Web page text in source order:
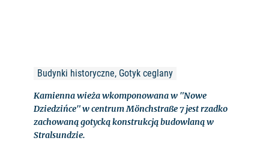
Budynki historyczne, Gotyk ceglany
Kamienna wieża wkomponowana w "Nowe
Dziedzińce" w centrum Mönchstraße 7 jest rzadko
zachowaną gotycką konstrukcją budowlaną w
Stralsundzie.